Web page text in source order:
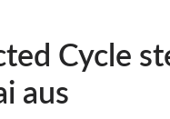
Cycle
aus